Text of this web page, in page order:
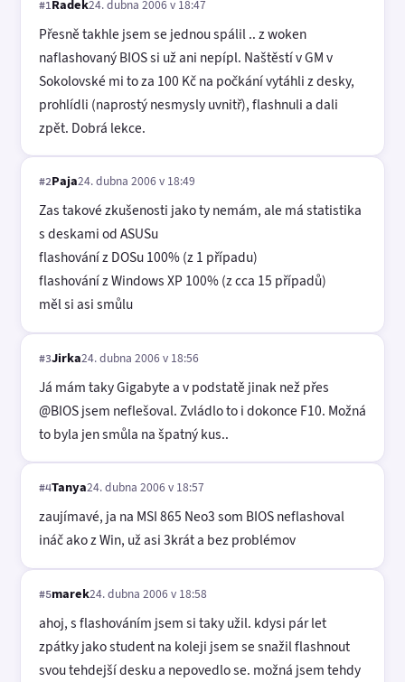
#1Radek24. dubna 2006 v 18:47
Přesně takhle jsem se jednou spálil .. z woken
naflashovaný BIOS si už ani nepípl. Naštěstí v GM v
Sokolovské mi to za 100 Kč na počkání vytáhli z desky,
prohlídli (naprostý nesmysly uvnitř), flashnuli a dali
zpět. Dobrá lekce.
#2Paja24. dubna 2006 v 18:49
Zas takové zkušenosti jako ty nemám, ale má statistika
s deskami od ASUSu
flashování z DOSu 100% (z 1 případu)
flashování z Windows XP 100% (z cca 15 případů)
měl si asi smůlu
#3Jirka24. dubna 2006 v 18:56
Já mám taky Gigabyte a v podstatě jinak než přes
@BIOS jsem neflešoval. Zvládlo to i dokonce F10. Možná
to byla jen smůla na špatný kus..
#4Tanya24. dubna 2006 v 18:57
zaujímavé, ja na MSI 865 Neo3 som BIOS neflashoval
ináč ako z Win, už asi 3krát a bez problémov
#5marek24. dubna 2006 v 18:58
ahoj, s flashováním jsem si taky užil. kdysi pár let
zpátky jako student na koleji jsem se snažil flashnout
svou tehdejší desku a nepovedlo se. možná jsem tehdy